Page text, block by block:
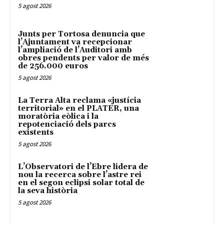
5 agost 2026
Junts per Tortosa denuncia que
l’Ajuntament va recepcionar
l’ampliació de l’Auditori amb
obres pendents per valor de més
de 256.000 euros
5 agost 2026
La Terra Alta reclama «justícia
territorial» en el PLATER, una
moratòria eòlica i la
repotenciació dels parcs
existents
5 agost 2026
L’Observatori de l’Ebre lidera de
nou la recerca sobre l’astre rei
en el segon eclipsi solar total de
la seva història
5 agost 2026